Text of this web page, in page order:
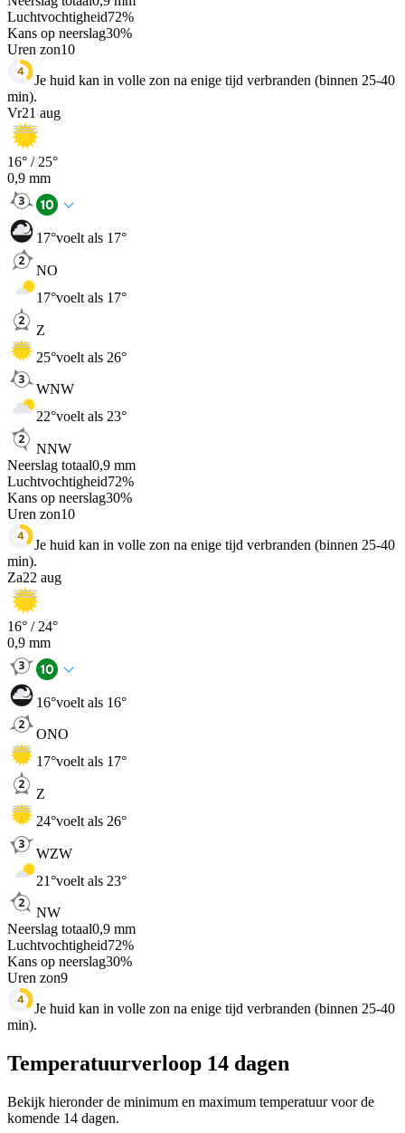
Luchtvochtigheid72%
Kans op neerslag30%
Uren zon10
Je huid kan in volle zon na enige tijd verbranden (binnen 25-40
min).
Vr21 aug
16° / 25°
0,9 mm
17°voelt als 17°
NO
17°voelt als 17°
Z
25°voelt als 26°
WNW
22°voelt als 23°
NNW
Neerslag totaal0,9 mm
Luchtvochtigheid72%
Kans op neerslag30%
Uren zon10
Je huid kan in volle zon na enige tijd verbranden (binnen 25-40
min).
Za22 aug
16° / 24°
0,9 mm
16°voelt als 16°
ONO
17°voelt als 17°
Z
24°voelt als 26°
WZW
21°voelt als 23°
NW
Neerslag totaal0,9 mm
Luchtvochtigheid72%
Kans op neerslag30%
Uren zon9
Je huid kan in volle zon na enige tijd verbranden (binnen 25-40
min).
Temperatuurverloop 14 dagen
Bekijk hieronder de minimum en maximum temperatuur voor de
komende 14 dagen.